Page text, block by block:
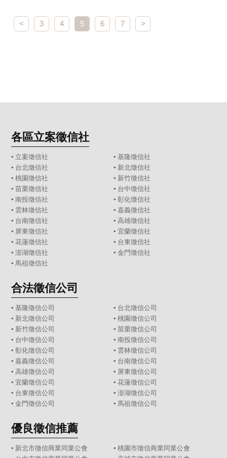
< 3 4 5 6 7 >
各區立案徵信社
▪ 立案徵信社 ▪ 基隆徵信社
▪ 台北徵信社 ▪ 新北徵信社
▪桃園徵信社 ▪ 新竹徵信社
▪苗栗徵信社 ▪ 台中徵信社
▪南投徵信社 ▪ 彰化徵信社
▪ 雲林徵信社 ▪ 嘉義徵信社
▪ 台南徵信社 ▪ 高雄徵信社
▪ 屏東徵信社 ▪ 宜蘭徵信社
▪花蓮徵信社 ▪ 台東徵信社
▪澎湖徵信社 ▪ 金門徵信社
▪ 馬祖徵信社
合法徵信公司
▪基隆徵信公司 ▪ 台北徵信公司
▪ 新北徵信公司 ▪ 桃園徵信公司
▪ 新竹徵信公司 ▪ 苗栗徵信公司
▪ 台中徵信公司 ▪ 南投徵信公司
▪彰化徵信公司 ▪ 雲林徵信公司
▪嘉義徵信公司 ▪ 台南徵信公司
▪高雄徵信公司 ▪ 屏東徵信公司
▪宜蘭徵信公司 ▪ 花蓮徵信公司
▪ 台東徵信公司 ▪ 澎湖徵信公司
▪金門徵信公司 ▪ 馬祖徵信公司
優良徵信推薦
▪ 新北市徵信商業同業公會
▪ 桃園市徵信商業同業公會